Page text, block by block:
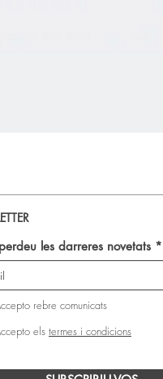
les darreres novetats
rebre comunicats
els termes i condicions